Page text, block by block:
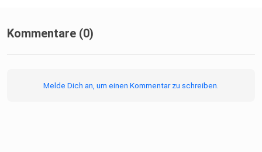
Kommentare (0)
Melde Dich an, um einen Kommentar zu schreiben.